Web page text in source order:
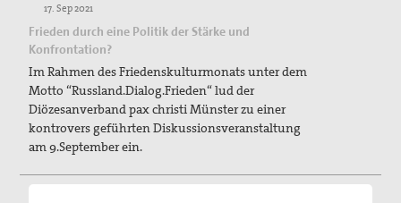
17. Sep 2021
Frieden durch eine Politik der Stärke und
Konfrontation?
Im Rahmen des Friedenskulturmonats unter dem
Motto “Russland.Dialog.Frieden“ lud der
Diözesanverband pax christi Münster zu einer
kontrovers geführten Diskussionsveranstaltung
am 9.September ein.